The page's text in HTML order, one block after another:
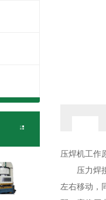
压焊机工作
压力焊接
左右移动，